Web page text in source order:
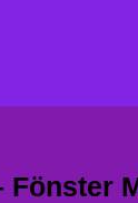
Fönster